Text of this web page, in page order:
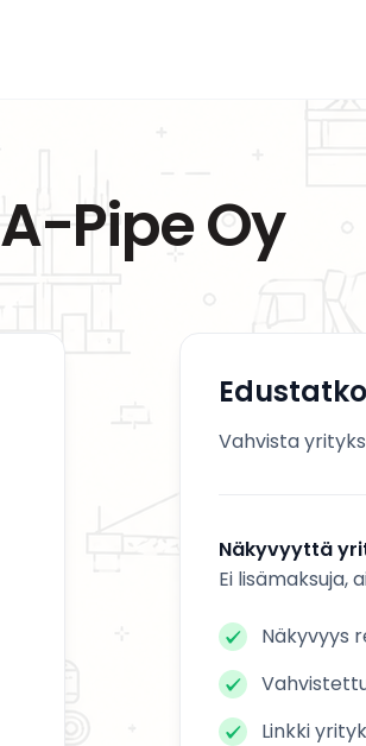
A-Pipe Oy
Vahvista
Näkyvyyttä
Ei lisämaksuja,
Näkyvyys
Linkki